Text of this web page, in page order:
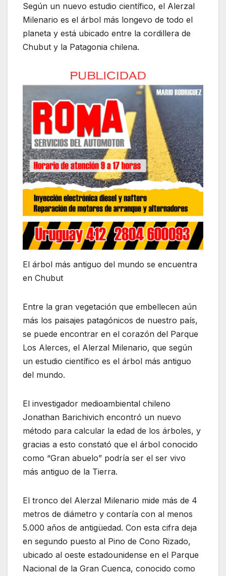
Según un nuevo estudio científico, el Alerzal
Milenario es el árbol más longevo de todo el
planeta y está ubicado entre la cordillera de
Chubut y la Patagonia chilena.
El árbol más antiguo del mundo se encuentra
en Chubut
Entre la gran vegetación que embellecen aún
más los paisajes patagónicos de nuestro país,
se puede encontrar en el corazón del Parque
Los Alerces, el Alerzal Milenario, que según
un estudio científico es el árbol más antiguo
del mundo.
El investigador medioambiental chileno
Jonathan Barichivich encontró un nuevo
método para calcular la edad de los árboles, y
gracias a esto constató que el árbol conocido
como “Gran abuelo” podría ser el ser vivo
más antiguo de la Tierra.
El tronco del Alerzal Milenario mide más de 4
metros de diámetro y contaría con al menos
5.000 años de antigüedad. Con esta cifra deja
en segundo puesto al Pino de Cono Rizado,
ubicado al oeste estadounidense en el Parque
Nacional de la Gran Cuenca, conocido como